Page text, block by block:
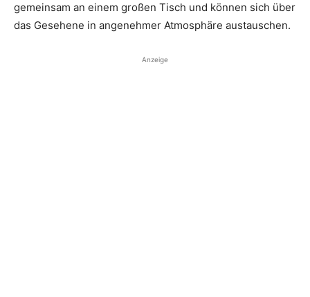
gemeinsam an einem großen Tisch und können sich über
das Gesehene in angenehmer Atmosphäre austauschen.
Anzeige